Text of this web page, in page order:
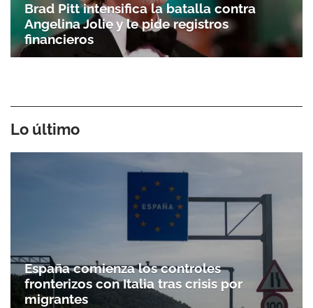
Brad Pitt intensifica la batalla contra
Angelina Jolie y le pide registros
financieros
Lo último
España comienza los controles
fronterizos con Italia tras crisis por
migrantes